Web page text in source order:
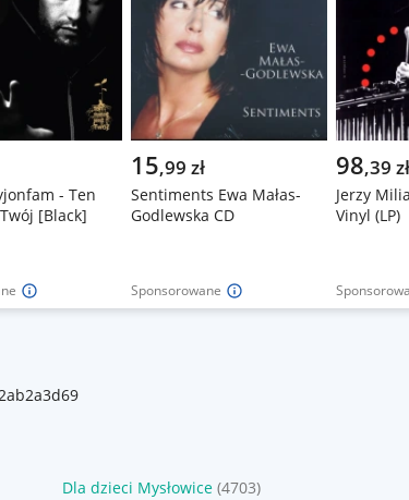
- Ten
[Black]
Sponsorowane
15,99 zł
Sentiments Ewa Małas-
Godlewska CD
98,39 zł
Jerzy
Vinyl (LP)
Dla dzieci Mysłowice (4703)